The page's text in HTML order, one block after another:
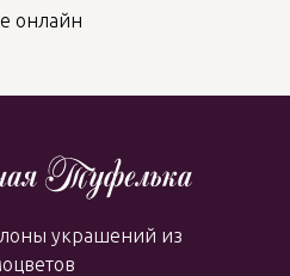
онлайн
украшений из